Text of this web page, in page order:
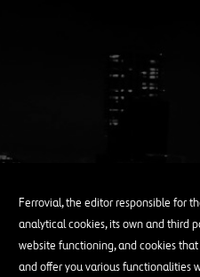
Ferrovial, the editor responsible for
analytical cookies, its own and third
website functioning, and cookies
and offer you various functionalities